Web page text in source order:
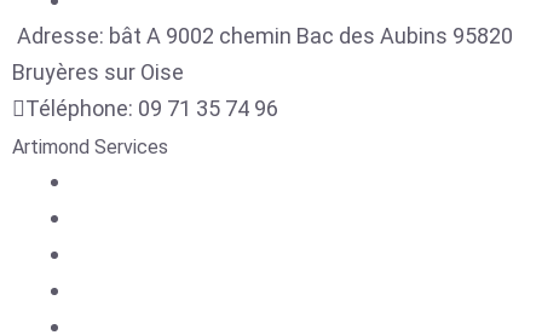
Adresse: bât A 9002 chemin Bac des Aubins 95820
Bruyères sur Oise
Téléphone: 09 71 35 74 96
Artimond Services